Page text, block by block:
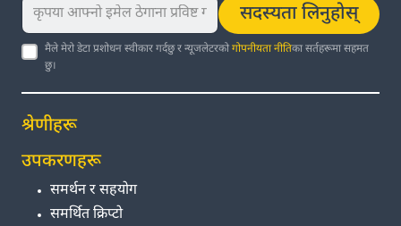
सदस्यता लिनुहोस्
मैले मेरो डेटा प्रशोधन स्वीकार गर्दछु र न्यूजलेटरकोगोपनीयता नीतिका सर्तहरूमा सहमत
छु।
श्रेणीहरू
उपकरणहरू
समर्थन र सहयोग
समर्थित क्रिप्टो